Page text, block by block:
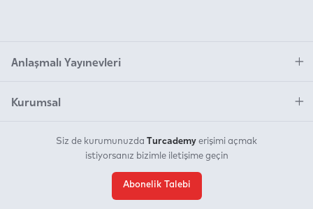
Anlaşmalı Yayınevleri
Kurumsal
Siz de kurumunuzda Turcademy erişimi açmak
istiyorsanız bizimle iletişime geçin
Abonelik Talebi